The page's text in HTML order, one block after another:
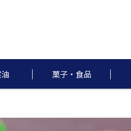
菓子・食品